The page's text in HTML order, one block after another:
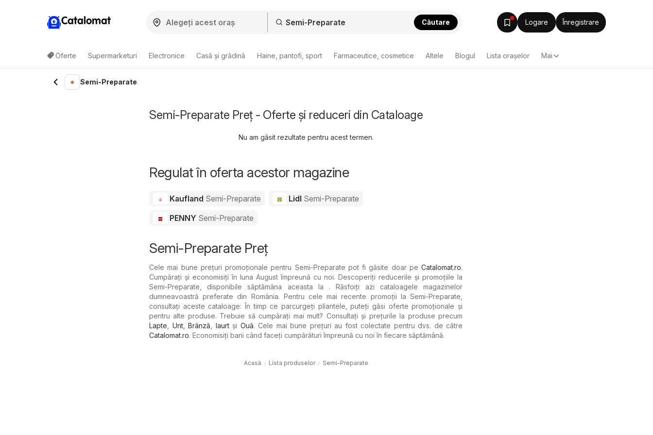
Catalomat Căutare Logare Înregistrare
Oferte Supermarketuri Electronice Casă și grădină Haine, pantofi, sport Farmaceutice, cosmetice Altele Blogul Lista oraşelor Mai
Semi-Preparate
Semi-Preparate Preț - Oferte și reduceri din Cataloage
Nu am găsit rezultate pentru acest termen.
Regulat în oferta acestor magazine
Kaufland Semi-Preparate Lidl Semi-Preparate
PENNY Semi-Preparate
Semi-Preparate Preț
Cele mai bune prețuri promoționale pentru Semi-Preparate pot fi găsite doar pe Catalomat.ro.
Cumpărați și economisiți în luna August împreună cu noi. Descoperiți reducerile și promoțiile la
Semi-Preparate, disponibile săptămâna aceasta la . Răsfoiți azi cataloagele magazinelor
dumneavoastră preferate din România. Pentru cele mai recente promoții la Semi-Preparate,
consultați aceste cataloage: În timp ce parcurgeți pliantele, puteți găsi oferte promoționale și
pentru alte produse. Trebuie să cumpărați mai mult? Consultați și prețurile la produse precum
Lapte
Unt, Brânză Iaurtşi Ouă. Cele mai bune prețuri au fost colectate pentru dvs. de către
Catalomat.ro. Economisiți bani când faceți cumpărături împreună cu noi în fiecare săptămână.
Acasă Lista produselor Semi-Preparate